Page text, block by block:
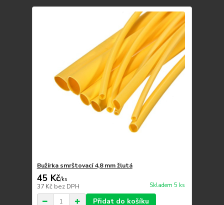
Bužírka smrštovací 4,8 mm žlutá
45 Kč/ks
37 Kč bez DPH Skladem 5 ks
Přidat do košíku